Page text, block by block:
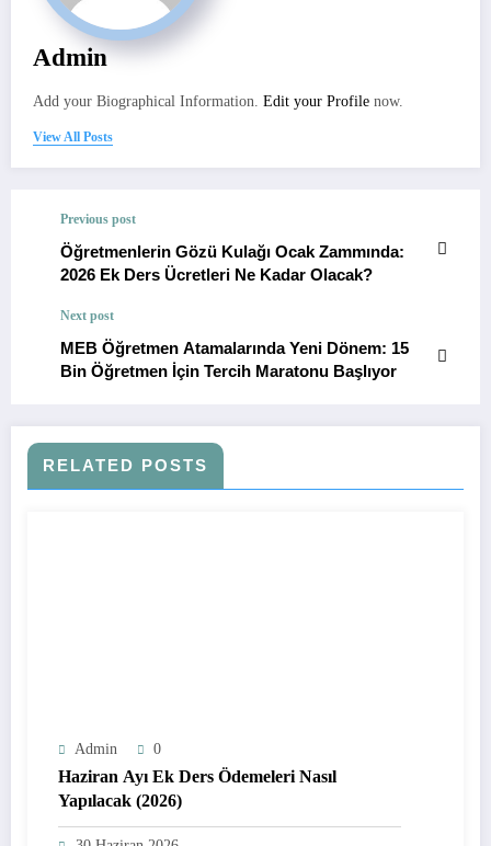
Admin
Add your Biographical Information. Edit your Profile now.
View All Posts
Previous post
Öğretmenlerin Gözü Kulağı Ocak Zammında:
2026 Ek Ders Ücretleri Ne Kadar Olacak?
Next post
MEB Öğretmen Atamalarında Yeni Dönem: 15
Bin Öğretmen İçin Tercih Maratonu Başlıyor
RELATED POSTS
Admin 0
Haziran Ayı Ek Ders Ödemeleri Nasıl
Yapılacak (2026)